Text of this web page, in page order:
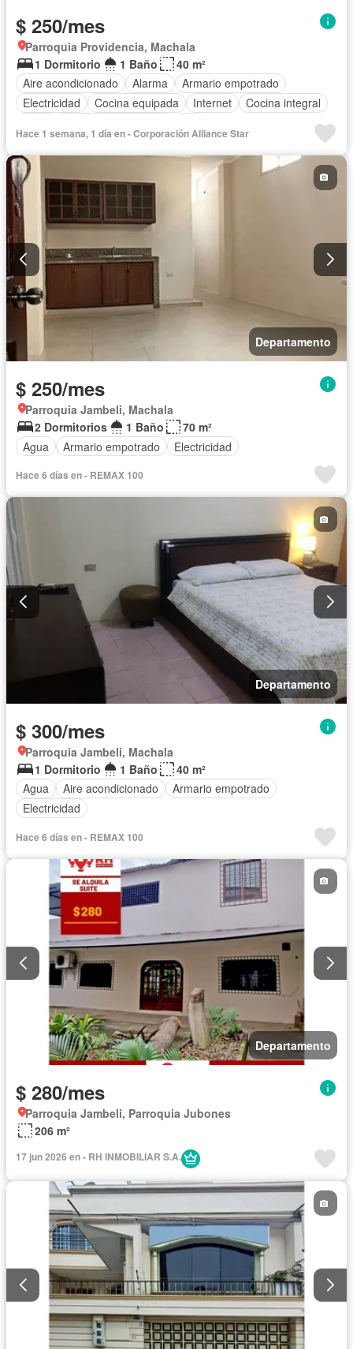
$ 250/mes
Parroquia Providencia, Machala
1 Dormitorio
1 Baño
40 m²
Aire acondicionado
Alarma
Armario empotrado
Electricidad
Cocina equipada Internet
Cocina integral
Completamente amoblado
Hace 1 semana, 1 día en - Corporación Alliance Star
Departamento
$ 250/mes
Parroquia Jambeli, Machala
2 Dormitorios
1 Baño
70 m²
Agua
Armario empotrado Electricidad
Hace 6 días en - REMAX 100
Departamento
$ 300/mes
Parroquia Jambeli, Machala
1 Dormitorio
1 Baño
40 m²
Agua
Aire acondicionado
Armario empotrado
Electricidad
Hace 6 días en - REMAX 100
Departamento
$ 280/mes
Parroquia Jambeli, Parroquia Jubones
206 m²
17 jun 2026 en - RH INMOBILIAR S.A.